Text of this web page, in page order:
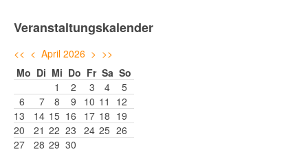
Veranstaltungskalender
<< < April 2026 > >>
Mo Di Mi Do Fr Sa So
1
2 3 4
5
6
7 8 9 10 11
12
13
14 15 16 17 18 19
20
21 22 23 24 25 26
27
28 29 30